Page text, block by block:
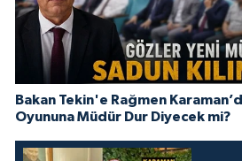
Bakan Tekin'e Rağmen
Oyununa Müdür Dur Diyecek mi?